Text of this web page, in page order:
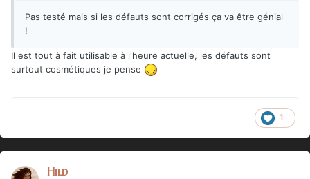
Pas testé mais si les défauts sont corrigés ça va être génial
!
Il est tout à fait utilisable à l'heure actuelle, les défauts sont
surtout cosmétiques je pense
1
Hild